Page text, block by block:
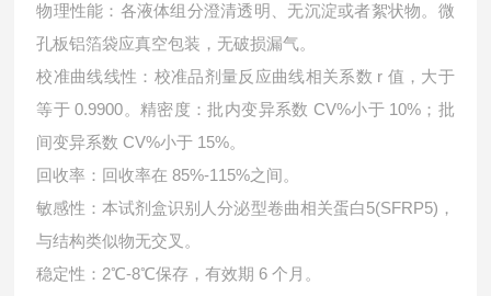
物理性能：各液体组分澄清透明、无沉淀或者絮状物。微
孔板铝箔袋应真空包装，无破损漏气。
校准曲线线性：校准品剂量反应曲线相关系数 r 值，大于
等于 0.9900。精密度：批内变异系数 CV%小于 10%；批
间变异系数 CV%小于 15%。
回收率：回收率在 85%-115%之间。
敏感性：本试剂盒识别人分泌型卷曲相关蛋白5(SFRP5)，
与结构类似物无交叉。
稳定性：2℃-8℃保存，有效期 6 个月。